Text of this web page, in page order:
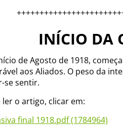
INÍCIO DA
de Agosto de 1918,
aos Aliados. O peso da
se sentir.
ler o artigo, clicar em:
final 1918.pdf (1784964)